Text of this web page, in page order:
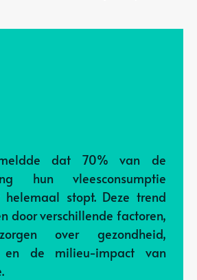
dat 70% van de
hun vleesconsumptie
stopt. Deze trend
door verschillende factoren,
over gezondheid,
en de milieu-impact van